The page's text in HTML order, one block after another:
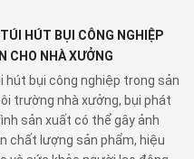
HÚT BỤI CÔNG NGHIỆP
CHO NHÀ XƯỞNG
hút bụi công nghiệp trong sản
trường nhà xưởng, bụi phát
sản xuất có thể gây ảnh
chất lượng sản phẩm, hiệu